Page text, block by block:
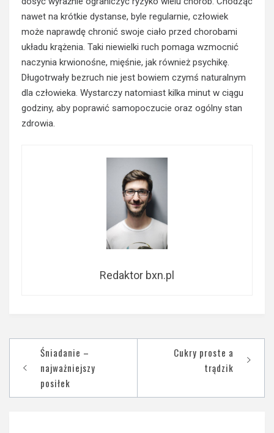
nawet na krótkie dystanse, byle regularnie, człowiek
może naprawdę chronić swoje ciało przed chorobami
układu krążenia. Taki niewielki ruch pomaga wzmocnić
naczynia krwionośne, mięśnie, jak również psychikę.
Długotrwały bezruch nie jest bowiem czymś naturalnym
dla człowieka. Wystarczy natomiast kilka minut w ciągu
godziny, aby poprawić samopoczucie oraz ogólny stan
zdrowia.
Redaktor bxn.pl
Nawigacja
wpisu
Śniadanie –
najważniejszy
posiłek
Cukry proste a
trądzik